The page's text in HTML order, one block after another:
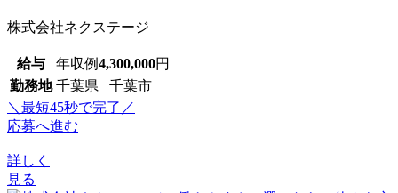
株式会社ネクステージ
給与 年収例4,300,000円
勤務地 千葉県 千葉市
＼最短45秒で完了／
応募へ進む
詳しく
見る